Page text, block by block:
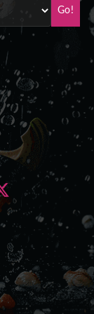
Go!